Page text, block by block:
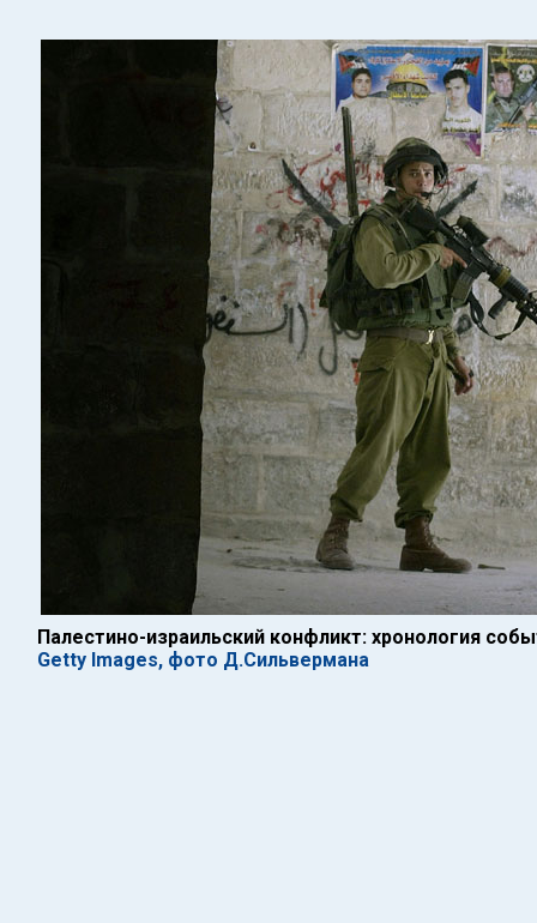
Палестино-израильский конфликт: хронология
Getty Images, фото Д.Сильвермана